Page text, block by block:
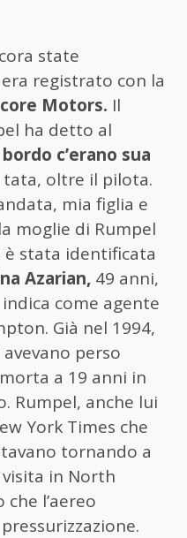
state
registrato con la
Motors. Il
ha detto al
c’erano sua
oltre il pilota.
mia figlia e
moglie di Rumpel
è stata identificata
Azarian, 49 anni,
come agente
Già nel 1994,
perso
morta a 19 anni in
Rumpel, anche lui
York Times che
tornando a
in North
l’aereo